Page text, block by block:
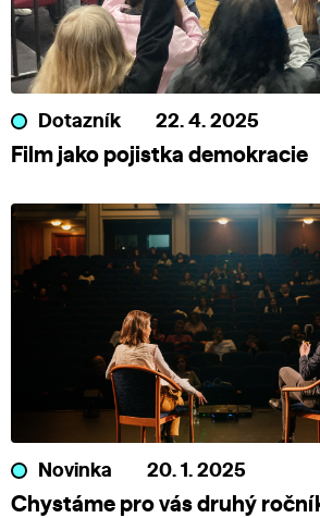
Dotazník 22. 4. 2025
Film jako pojistka demokracie
Novinka 20. 1. 2025
Chystáme pro vás druhý